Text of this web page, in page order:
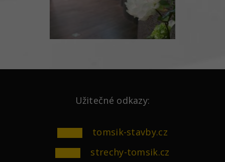
Užitečné odkazy:
tomsik-stavby.cz
strechy-tomsik.cz